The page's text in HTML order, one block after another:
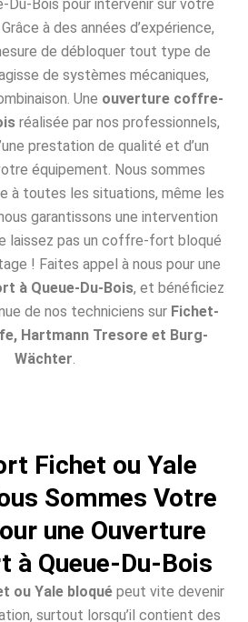
Du-Bois pour intervenir sur votre
à des années d’expérience,
de débloquer tout type de
de systèmes mécaniques,
Une ouverture coffre-
réalisée par nos professionnels,
prestation de qualité et d’un
équipement. Nous sommes
à toutes les situations, même les
garantissons une intervention
laissez pas un coffre-fort bloqué
! Faites appel à nous pour une
à Queue-Du-Bois, et bénéficiez
de nos techniciens sur Fichet-
Hartmann Tresore et Burg-
Wächter.
Fichet ou Yale
Sommes Votre
une Ouverture
à Queue-Du-Bois
ou Yale bloquépeut vite devenir
surtout lorsqu’il contient des